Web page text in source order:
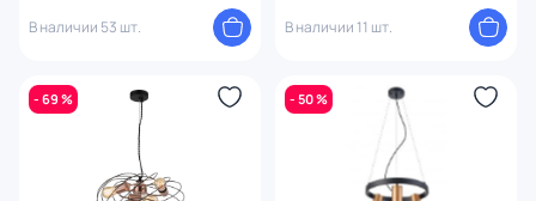
В наличии 53 шт.
В наличии 11 шт.
- 69 % - 50 %
От До
Бренд